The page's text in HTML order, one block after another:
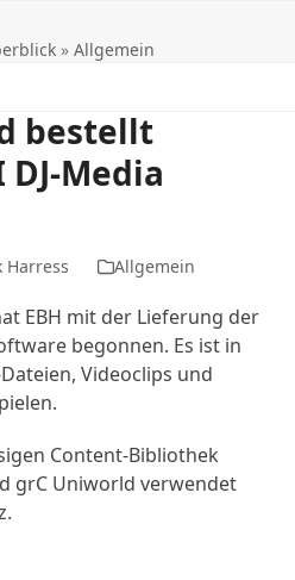
»Allgemein
bestellt
DJ-Media
Harress Allgemein
EBH mit der Lieferung der
begonnen. Es ist in
Videoclips und
Content-Bibliothek
grC Uniworld verwendet